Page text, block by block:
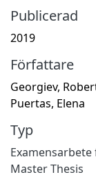
Publicerad
2019
Författare
Georgiev,
Puertas, Elena
Typ
Master Thesis